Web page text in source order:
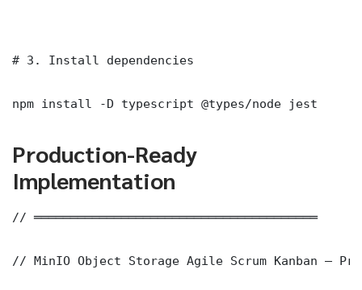
# 3. Install dependencies
npm install -D typescript @types/node jest
Production-Ready
Implementation
// ═══════════════════════════════════════
// MinIO Object Storage Agile Scrum Kanban —